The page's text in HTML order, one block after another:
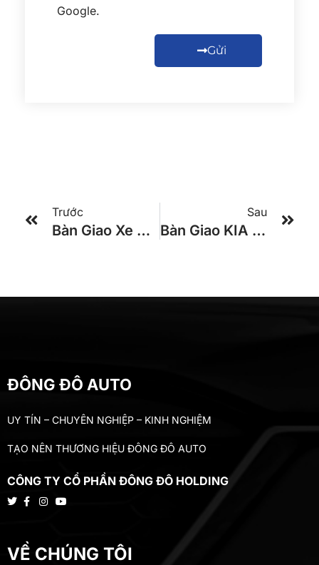
Google.
Gửi
Trước
Bàn Giao Xe KIA GRANBIRD 47 Chổ Cho Khách Hàng Ở Nha Trang
Sau
Bàn Giao KIA GRANBIRD 34 PHÒNG TRACOMECO 2024 Cho Khách Hàng Ở Cà Mau
ĐÔNG ĐÔ AUTO
UY TÍN – CHUYÊN NGHIỆP – KINH NGHIỆM
TẠO NÊN THƯƠNG HIỆU ĐÔNG ĐÔ AUTO
CÔNG TY CỔ PHẦN ĐÔNG ĐÔ HOLDING
VỀ CHÚNG TÔI